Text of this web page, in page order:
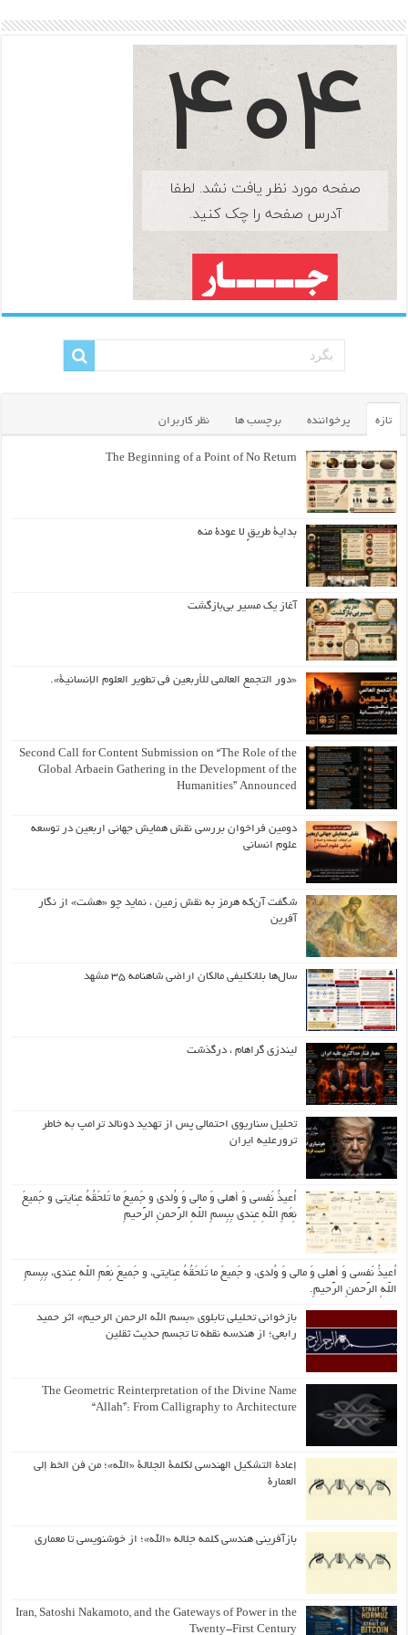
تازه پرخواننده برچسب ها نظر کاربران
The Beginning of a Point of No Return
بداية طريقٍ لا عودة منه
آغاز یک مسیر بی‌بازگشت
«دور التجمع العالمي للأربعين في تطوير العلوم الإنسانية».
Second Call for Content Submission on “The Role of the
Global Arbaein Gathering in the Development of the
Humanities” Announced
دومین فراخوان بررسی نقش همایش جهانی اربعین در توسعه
علوم انسانی
شگفت آن‌که هرمز به نقش زمین ، نماید چو «هشت» از نگار
آفرین
سال‌ها بلاتکلیفی مالکان اراضی شاهنامه ۳۵ مشهد
لیندزی گراهام ، درگذشت
تحلیل سناریوی احتمالی پس از تهدید دونالد ترامپ به خاطر
ترورعلیه ایران
اُعیذُ نَفسی وَ أهلی وَ مالی وَ وُلدی و جَمیعَ ما تَلحَقُهُ عِنایتی و جَمیعَ
نِعَمِ اللّهِ عِندی بِبِسمِ اللّهِ الرَّحمنِ الرَّحیمِ
اُعیذُ نَفسی وَ أهلی وَ مالی وَ وُلدی، و جَمیعَ ما تَلحَقُهُ عِنایتی، و جَمیعَ نِعَمِ اللّهِ عِندی، بِبِسمِ
اللّهِ الرَّحمنِ الرَّحیمِ.
بازخوانی تحلیلی تابلوی «بسم الله الرحمن الرحیم» اثر حمید
رابعی؛ از هندسه نقطه تا تجسم حدیث ثقلین
The Geometric Reinterpretation of the Divine Name
“Allah”: From Calligraphy to Architecture
إعادة التشكيل الهندسي لكلمة الجلالة «الله»؛ من فن الخط إلى
العمارة
بازآفرینی هندسی کلمه جلاله «الله»؛ از خوشنویسی تا معماری
Iran, Satoshi Nakamoto, and the Gateways of Power in the
Twenty-First Century